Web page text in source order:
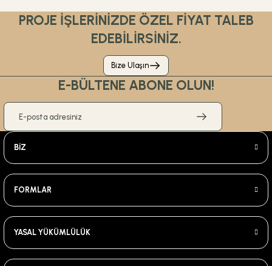
PROJE İŞLERİNİZDE ÖZEL FİYAT TALEB
EDEBİLİRSİNİZ.
Bize Ulaşın
E-BÜLTENE ABONE OLUN!
BİZ
FORMLAR
YASAL YÜKÜMLÜLÜK